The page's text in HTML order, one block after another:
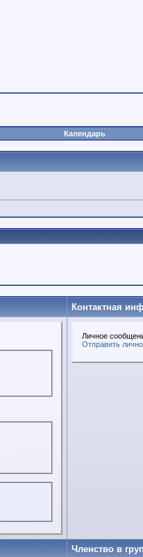
Календарь
Контактная
Личное
Отправить
Членство в